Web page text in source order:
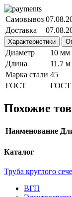
Самовывоз
Доставка
Характеристики
Диаметр
10 мм
Длина
11.7 м
Марка стали 45
ГОСТ
ГОСТ
Похожие
Наименование
Каталог
Труба круглого
ВГП